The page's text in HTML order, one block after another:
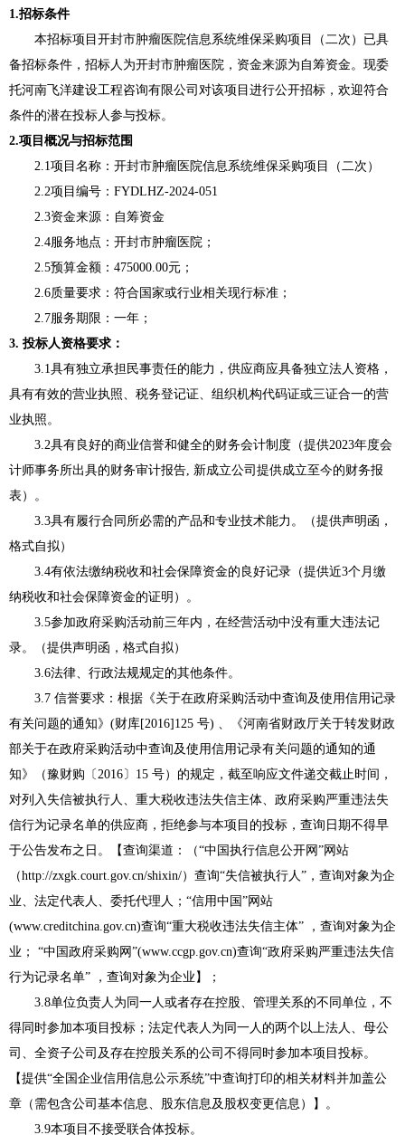
1.招标条件
本招标项目开封市肿瘤医院信息系统维保采购项目
（二次 ） 已具
备招标条件，招标人为开封市肿瘤医院，资金来源为 自筹资金。 现委
托河南飞洋建设工程咨询有限公司对该项目进行公开招标，欢迎符合
条件的潜在投标人参与投标。
2.项目概况与招标范围
2.1项目名称：开封市肿瘤医院信息系统维保采购项目
（二次 ）
2.2项目编号：FYDLHZ-2024-051
2.3资金来源 ： 自筹资金
2.4服务地点：开封市肿瘤医院；
2.5预算金额 ： 475000.00元 ；
2.6质量要求：符合国家或行业相关现行标准；
2.7服务期限 ： 一年 ；
3. 投标人资格要求：
3.1具有独立承担民事责任的能力，供应商应具备独立法人资格，
具有有效的营业执照、税务登记证、组织机构代码证或三证合一的营
业执照。
3.2具有良好的商业信誉和健全的财务会计制度（提供2023年度会
计师事务所出具的财务审计报告, 新成立公司提供成立至今的财务报
表）。
3.3具有履行合同所必需的产品和专业技术能力。（提供声明函，
格式自拟）
3.4有依法缴纳税收和社会保障资金的良好记录（提供近3个月缴
纳税收和社会保障资金的证明）。
3.5参加政府采购活动前三年内，在经营活动中没有重大违法记
录。（提供声明函，格式自拟）
3.6法律、行政法规规定的其他条件。
3.7 信誉要求：根据《关于在政府采购活动中查询及使用信用记录
有关问题的通知》 (财库[2016]125 号) 、《河南省财政厅关于转发财政
部关于在政府采购活动中查询及使用信用记录有关问题的通知的通
知》（豫财购〔2016〕15 号）的规定，截至响应文件递交截止时间，
对列入失信被执行人、重大税收违法失信主体、政府采购严重违法失
信行为记录名单的供应商，拒绝参与本项目的投标，查询日期不得早
于公告发布之日。【查询渠道：（“中国执行信息公开网”网站
（http://zxgk.court.gov.cn/shixin/）查询“失信被执行人”，查询对象为企
业、法定代表人、委托代理人；“信用中国”网站
(www.creditchina.gov.cn)查询“重大税收违法失信主体” ，查询对象为企
业； “中国政府采购网”(www.ccgp.gov.cn)查询“政府采购严重违法失信
行为记录名单” ，查询对象为企业】；
3.8单位负责人为同一人或者存在控股、管理关系的不同单位，不
得同时参加本项目投标；法定代表人为同一人的两个以上法人、母公
司、全资子公司及存在控股关系的公司不得同时参加本项目投标。
【提供“全国企业信用信息公示系统”中查询打印的相关材料并加盖公
章（需包含公司基本信息、股东信息及股权变更信息）】。
3.9本项目不接受联合体投标。